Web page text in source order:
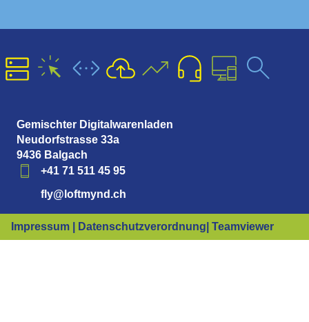
Gemischter Digitalwarenladen
Neudorfstrasse 33a
9436 Balgach
+41 71 511 45 95
fly@loftmynd.ch
Impressum | Datenschutzverordnung | Teamviewer